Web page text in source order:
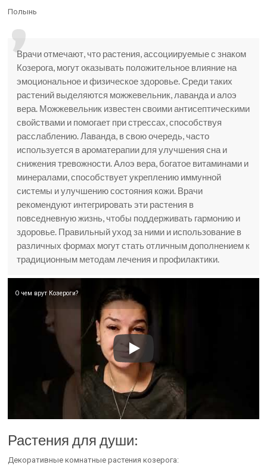
Полынь
Врачи отмечают, что растения, ассоциируемые с знаком
Козерога, могут оказывать положительное влияние на
эмоциональное и физическое здоровье. Среди таких
растений выделяются можжевельник, лаванда и алоэ
вера. Можжевельник известен своими антисептическими
свойствами и помогает при стрессах, способствуя
расслаблению. Лаванда, в свою очередь, часто
используется в ароматерапии для улучшения сна и
снижения тревожности. Алоэ вера, богатое витаминами и
минералами, способствует укреплению иммунной
системы и улучшению состояния кожи. Врачи
рекомендуют интегрировать эти растения в
повседневную жизнь, чтобы поддерживать гармонию и
здоровье. Правильный уход за ними и использование в
различных формах могут стать отличным дополнением к
традиционным методам лечения и профилактики.
О чем врут Козероги?
Растения для души:
Декоративные комнатные растения козерога: